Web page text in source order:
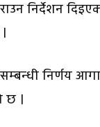
निर्देशन
निर्णय
छ ।